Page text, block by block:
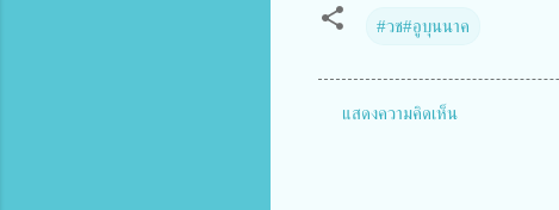
#วช#อูบุนนาค
แสดงความคิดเห็น